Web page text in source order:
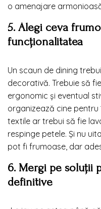
o amenajare
5. Alegi ceva
funcționalitatea
Un scaun de dining
decorativă. Trebuie să
ergonomic și eventual
organizează cine pentru
textile ar trebui să fie
respinge petele. Și nu
pot fi frumoase, dar
6. Mergi pe soluții
definitive